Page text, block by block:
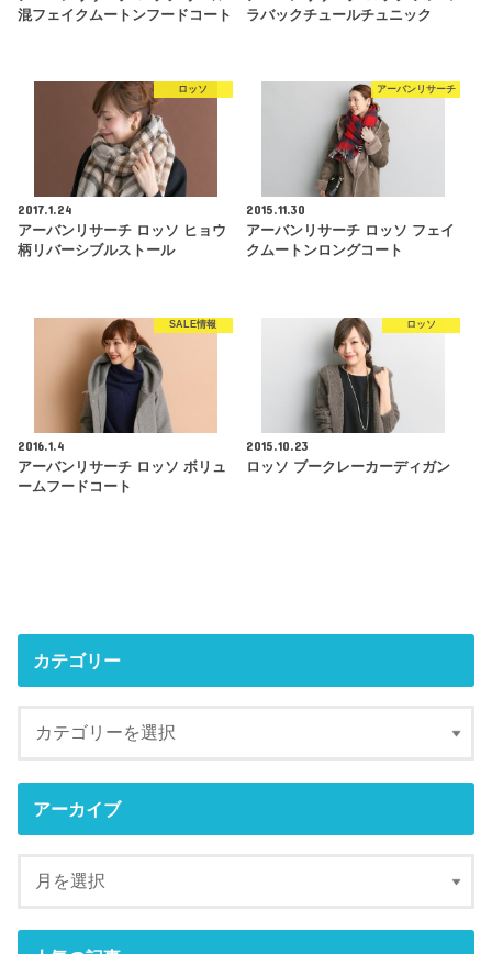
混フェイクムートンフードコート
ラバックチュールチュニック
ロッソ
2017.1.24
アーバンリサーチ ロッソ ヒョウ
柄リバーシブルストール
アーバンリサーチ
2015.11.30
アーバンリサーチ ロッソ フェイ
クムートンロングコート
SALE情報
2016.1.4
アーバンリサーチ ロッソ ボリュ
ームフードコート
ロッソ
2015.10.23
ロッソ ブークレーカーディガン
カテゴリー
アーカイブ